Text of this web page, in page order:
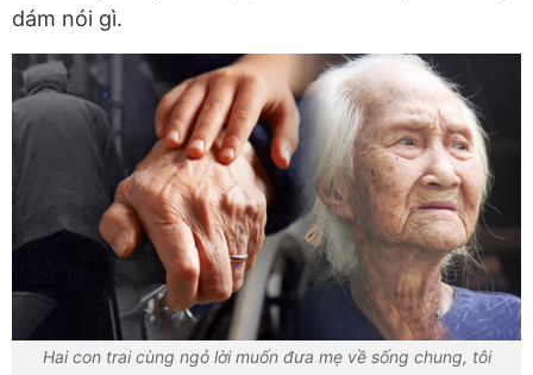
dám nói gì.
Hai con trai cùng ngỏ lời muốn đưa mẹ về sống chung, tôi